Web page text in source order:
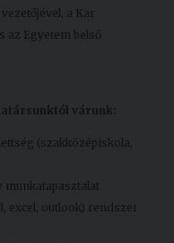
a Kar
az Egyetem belső
várunk:
(szakközépiskola,
excel, outlook) rendszer